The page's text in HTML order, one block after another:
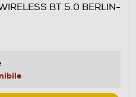
BT 5.0 BERLIN-